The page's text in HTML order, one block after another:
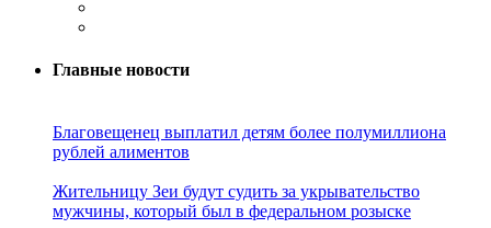
Главные новости
Благовещенец выплатил детям более полумиллиона
рублей алиментов
Жительницу Зеи будут судить за укрывательство
мужчины, который был в федеральном розыске